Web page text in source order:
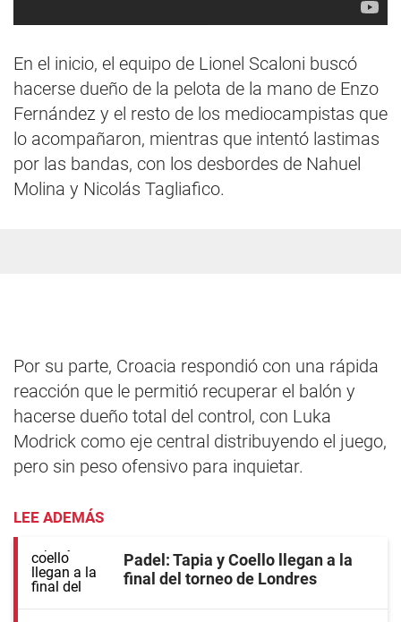
En el inicio, el equipo de Lionel Scaloni buscó
hacerse dueño de la pelota de la mano de Enzo
Fernández y el resto de los mediocampistas que
lo acompañaron, mientras que intentó lastimas
por las bandas, con los desbordes de Nahuel
Molina y Nicolás Tagliafico.
Por su parte, Croacia respondió con una rápida
reacción que le permitió recuperar el balón y
hacerse dueño total del control, con Luka
Modrick como eje central distribuyendo el juego,
pero sin peso ofensivo para inquietar.
LEE ADEMÁS
Padel: Tapia y Coello llegan a la
final del torneo de Londres